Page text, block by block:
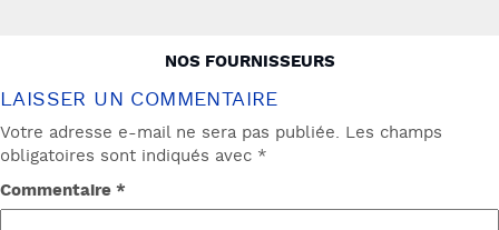
NAVIGATION
L’ARTICLE
NOS FOURNISSEURS
LAISSER UN COMMENTAIRE
Votre adresse e-mail ne sera pas publiée. Les champs
obligatoires sont indiqués avec *
Commentaire*